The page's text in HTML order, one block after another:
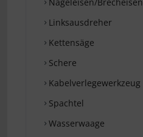
Linksausdreher
Kettensäge
Schere
Kabelverlegewerkzeug
Spachtel
Wasserwaage